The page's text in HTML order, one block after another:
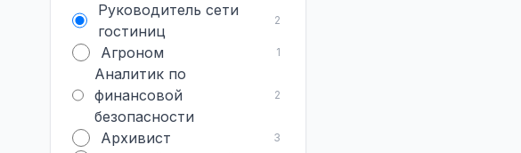
Руководитель сети
гостиниц
2
Агроном 1
Аналитик по
финансовой
безопасности
2
Архивист 3